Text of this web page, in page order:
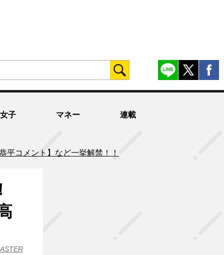
女子 マネー 連載
コメント】など一挙解禁！！